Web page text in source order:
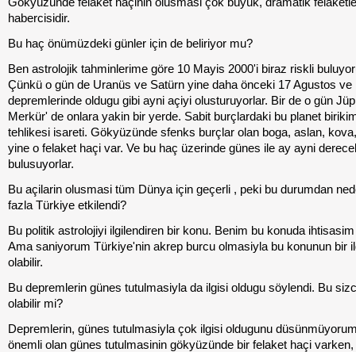
habercisidir.
Bu haç önümüzdeki günler için de beliriyor mu?
Ben astrolojik tahminlerime göre 10 Mayis 2000'i biraz riskli
Çünkü o gün de Uranüs ve Satürn yine daha önceki 17 Agustos ve
depremlerinde oldugu gibi ayni açiyi olusturuyorlar. Bir de o gün
Merkür' de onlara yakin bir yerde. Sabit burçlardaki bu planet
tehlikesi isareti. Gökyüzünde sfenks burçlar olan boga, aslan,
yine o felaket haçi var. Ve bu haç üzerinde günes ile ay ayni
bulusuyorlar.
Bu açilarin olusmasi tüm Dünya için geçerli , peki bu durumdan
fazla Türkiye etkilendi?
Bu politik astrolojiyi ilgilendiren bir konu. Benim bu konuda
Ama saniyorum Türkiye'nin akrep burcu olmasiyla bu konunun bir
olabilir.
Bu depremlerin günes tutulmasiyla da ilgisi oldugu söylendi. Bu
olabilir mi?
Depremlerin, günes tutulmasiyla çok ilgisi oldugunu
önemli olan günes tutulmasinin gökyüzünde bir felaket haçi